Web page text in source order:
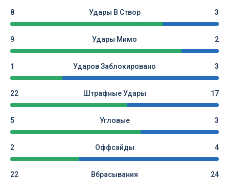
8 Удары В Створ 3
9 Удары Мимо 2
1 Ударов Заблокировано 3
22 Штрафные Удары 17
5 Угловые 3
2 Оффсайды 4
22 Вбрасывания 24